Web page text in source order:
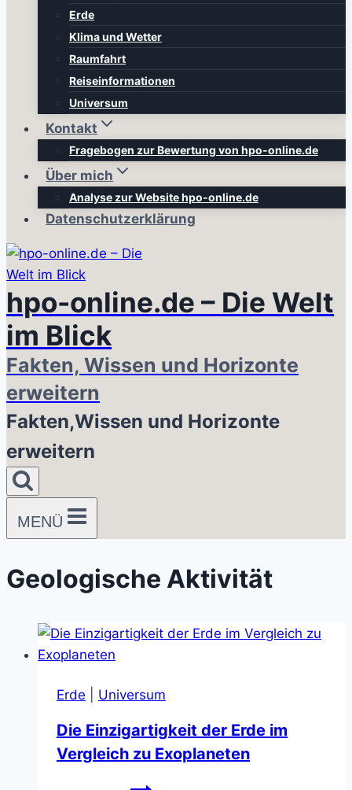
Erde
Klima und Wetter
Raumfahrt
Reiseinformationen
Universum
Kontakt
Fragebogen zur Bewertung von hpo-online.de
Über mich
Analyse zur Website hpo-online.de
Datenschutzerklärung
hpo-online.de – Die Welt
im Blick
Fakten, Wissen und Horizonte
erweitern
Fakten,Wissen und Horizonte
erweitern
MENÜ
Geologische Aktivität
Erde Universum
Die Einzigartigkeit der Erde im
Vergleich zu Exoplaneten